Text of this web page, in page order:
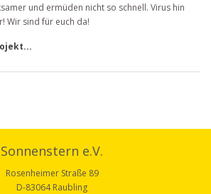
und ermüden nicht so schnell. Virus hin
Wir sind für euch da!
Sonnenstern e.V.
Rosenheimer Straße 89
D-83064 Raubling